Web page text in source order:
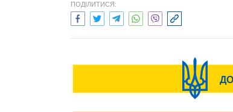
ПОДІЛИТИСЯ: